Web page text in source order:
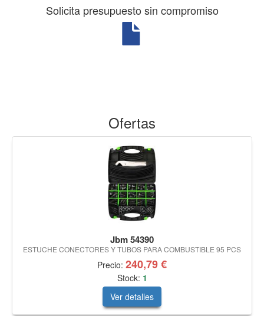
Solicita presupuesto sin compromiso
Ofertas
Jbm 54390
ESTUCHE CONECTORES Y TUBOS PARA COMBUSTIBLE 95 PCS
Precio: 240,79 €
Stock: 1
Ver detalles